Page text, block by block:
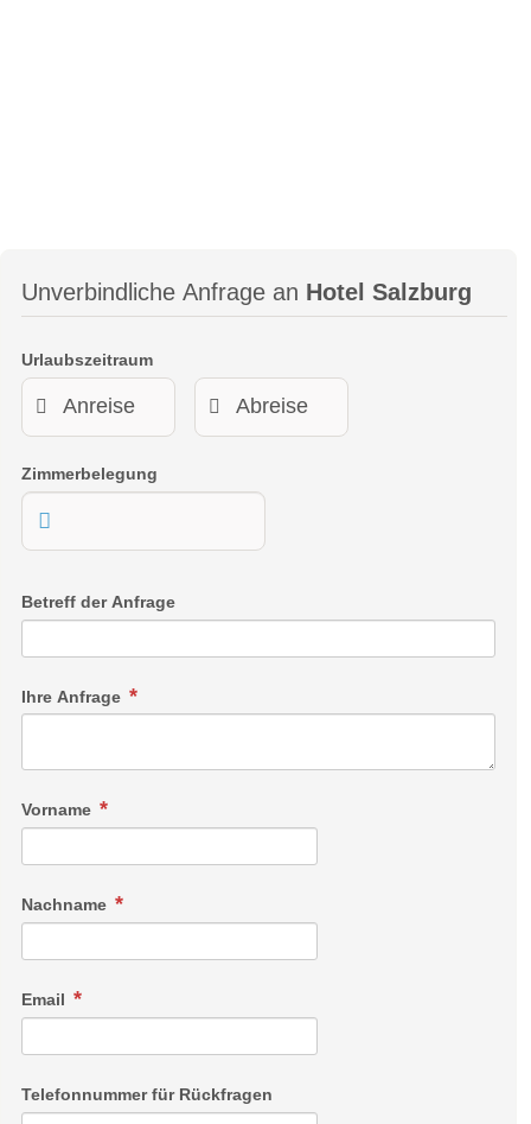
gemütlichen Räumen, einer edel-alpinen Einrichtung in
für: gemeinsame Trips in die Berge!
JUNIORSUITE I
Die Juniorsuite I liegt auf der Südseite des Hotels und bietet
auf 30-34 neugestalteten Quadratmetern Platz für zwei bis
Highlight. Perfekt für: die ganze Family oder einen tollen
Unverbindliche Anfrage an Hotel Salzburg
Urlaubszeitraum
Zimmerbelegung
Betreff der Anfrage
Ihre Anfrage
Vorname
Nachname
Email
Telefonnummer für Rückfragen